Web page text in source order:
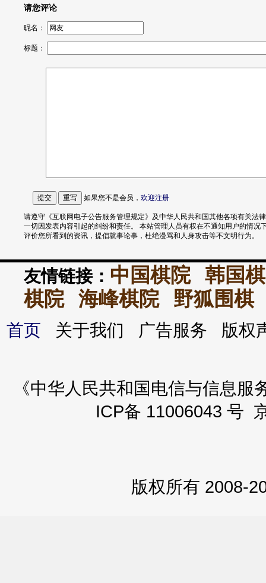
请您评论
昵名：
标题：
如果您不是会员， 欢迎注册
请遵守《互联网电子公告服务管理规定》及中华人民共和国其他各项有关法
一切因发表内容引起的纠纷和责任。 本站管理人员有权在不通知用户的情况
评价您所看到的资讯，提倡就事论事，杜绝漫骂和人身攻击等不文明行为。
友情链接： 中国棋院
韩国
棋院
海峰棋院 野狐围棋
首页 关于我们 广告服务 版
《中华人民共和国电信与信息
ICP备 11006043 号
版权所有 2008-